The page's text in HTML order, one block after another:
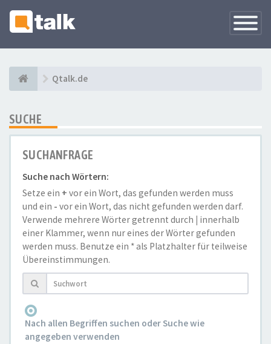
Qtalk.de
SUCHE
SUCHANFRAGE
Suche nach Wörtern:
Setze ein + vor ein Wort, das gefunden werden muss
und ein - vor ein Wort, das nicht gefunden werden darf.
Verwende mehrere Wörter getrennt durch | innerhalb
einer Klammer, wenn nur eines der Wörter gefunden
werden muss. Benutze ein * als Platzhalter für teilweise
Übereinstimmungen.
Nach allen Begriffen suchen oder Suche wie
angegeben verwenden